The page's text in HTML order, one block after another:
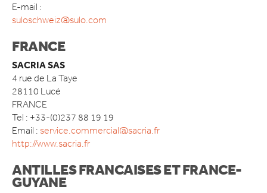
E-mail :
suloschweiz@sulo.com
FRANCE
SACRIA SAS
4 rue de La Taye
28110 Lucé
FRANCE
Tel : +33-(0)237 88 19 19
Email : service.commercial@sacria.fr
http://www.sacria.fr
ANTILLES FRANCAISES ET FRANCE-
GUYANE